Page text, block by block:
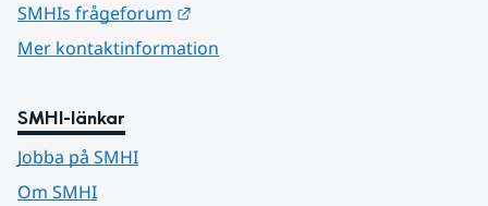
SMHIs frågeforum
Mer kontaktinformation
SMHI-länkar
Jobba på SMHI
Om SMHI